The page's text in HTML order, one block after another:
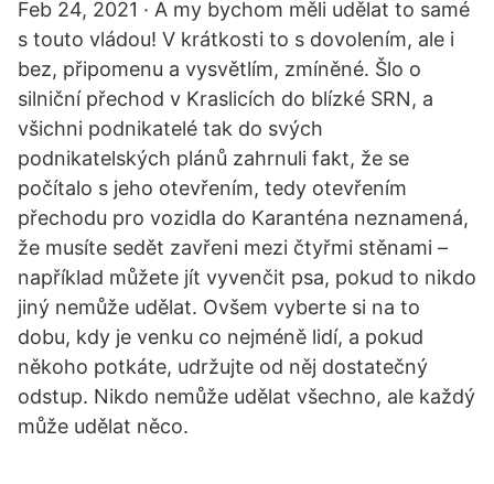
Feb 24, 2021 · A my bychom měli udělat to samé
s touto vládou! V krátkosti to s dovolením, ale i
bez, připomenu a vysvětlím, zmíněné. Šlo o
silniční přechod v Kraslicích do blízké SRN, a
všichni podnikatelé tak do svých
podnikatelských plánů zahrnuli fakt, že se
počítalo s jeho otevřením, tedy otevřením
přechodu pro vozidla do Karanténa neznamená,
že musíte sedět zavřeni mezi čtyřmi stěnami –
například můžete jít vyvenčit psa, pokud to nikdo
jiný nemůže udělat. Ovšem vyberte si na to
dobu, kdy je venku co nejméně lidí, a pokud
někoho potkáte, udržujte od něj dostatečný
odstup. Nikdo nemůže udělat všechno, ale každý
může udělat něco.